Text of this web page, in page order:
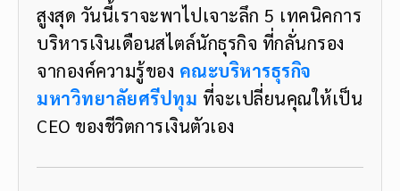
สูงสุด วันนี้เราจะพาไปเจาะลึก 5 เทคนิคการ
บริหารเงินเดือนสไตล์นักธุรกิจ ที่กลั่นกรอง
จากองค์ความรู้ของ คณะบริหารธุรกิจ
มหาวิทยาลัยศรีปทุม ที่จะเปลี่ยนคุณให้เป็น
CEO ของชีวิตการเงินตัวเอง